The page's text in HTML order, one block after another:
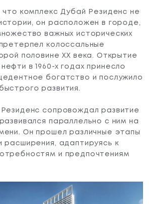
комплекс Дубай Резиденс не
он расположен в городе,
важных исторических
колоссальные
половине XX века. Открытие
в 1960-х годах принесло
богатство и послужило
развития.
сопровождал развитие
параллельно с ним на
Он прошел различные этапы
расширения, адаптируясь к
и предпочтениям